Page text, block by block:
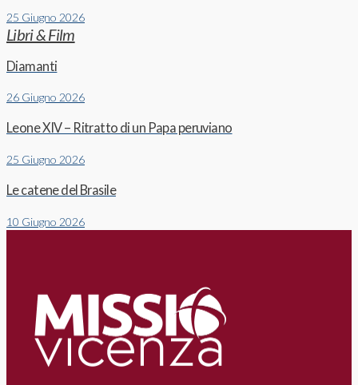
25 Giugno 2026
Libri & Film
Diamanti
26 Giugno 2026
Leone XIV – Ritratto di un Papa peruviano
25 Giugno 2026
Le catene del Brasile
10 Giugno 2026